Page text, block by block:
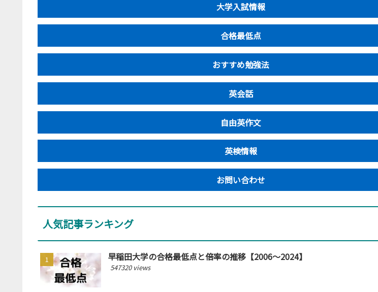
大学入試情報
合格最低点
おすすめ勉強法
英会話
自由英作文
英検情報
お問い合わせ
人気記事ランキング
早稲田大学の合格最低点と倍率の推移【2006～2024】
547320 views